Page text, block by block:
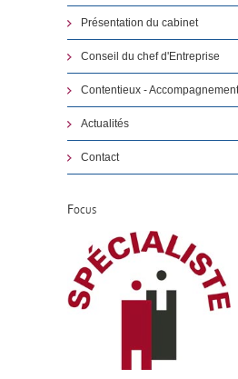
Présentation du cabinet
Conseil du chef d'Entreprise
Contentieux - Accompagnement
Actualités
Contact
Focus